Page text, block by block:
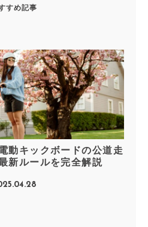
すめ記事
動キックボードの公道走
新ルールを完全解説